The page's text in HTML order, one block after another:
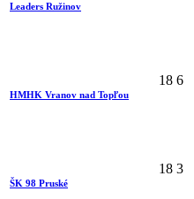
Leaders Ružinov
HMHK Vranov nad Topľou
18 6
ŠK 98 Pruské
18 3